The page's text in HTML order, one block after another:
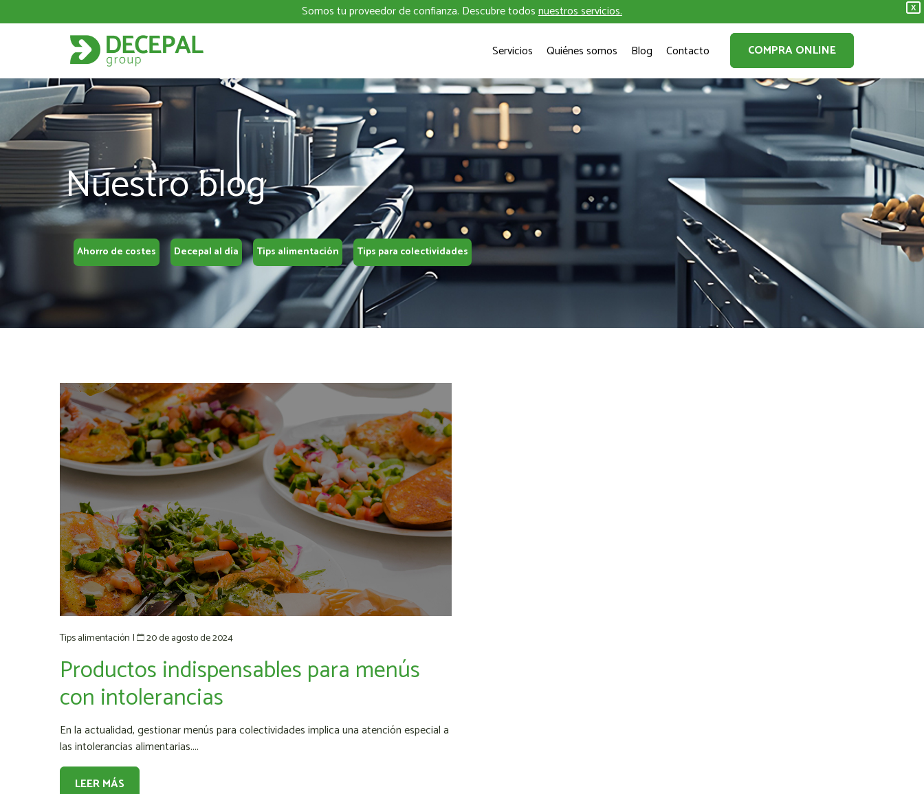
X
Somos tu proveedor de confianza. Descubre todosnuestros servicios.
Servicios Quiénes somos Blog Contacto COMPRA ONLINE
Nuestro blog
Ahorro de costes Decepal al día Tips alimentación Tips para colectividades
Tips alimentación | 20 de agosto de 2024
Productos indispensables para menús
con intolerancias
En la actualidad, gestionar menús para colectividades implica una atención especial a
las intolerancias alimentarias....
LEER MÁS